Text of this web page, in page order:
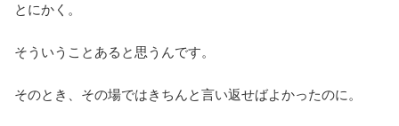
とにかく。
そういうことあると思うんです。
そのとき、その場ではきちんと言い返せばよかったのに。